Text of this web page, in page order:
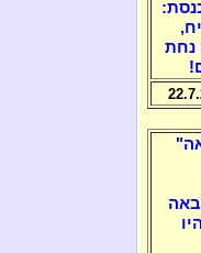
נחת